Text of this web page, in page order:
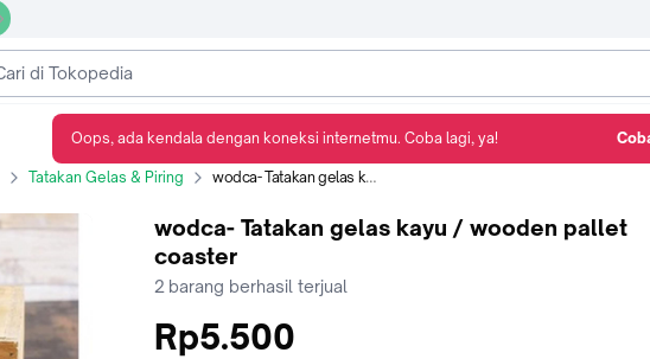
Tatakan Gelas & Piring wodca- Tatakan gelas kayu / wooden pallet coaster
wodca- Tatakan gelas kayu / wooden pallet
coaster
2 barang berhasil terjual
Rp5.500
Oops, ada kendala dengan koneksi internetmu. Coba lagi, ya!